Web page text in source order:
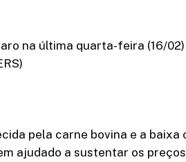
na última quarta-feira (16/
pela carne bovina e a
ajudado a sustentar os